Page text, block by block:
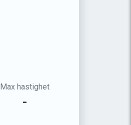
Max hastighet
-